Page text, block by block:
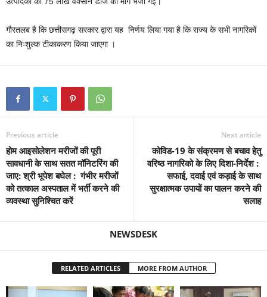
गौरतलब है कि छत्तीसगढ़ सरकार द्वारा यह निर्णय लिया गया है कि राज्य के सभी नागरिकों
का निःशुल्क टीकाकरण किया जाएगा ।
Previous article
होम आइसोलेशन मरीजों की पूरी
सावधानी के साथ सतत मॉनिटरिंग की
जाए: श्री भूपेश बघेल : गंभीर मरीजों
को तत्काल अस्पताल में भर्ती करने की
व्यवस्था सुनिश्चित करें
Next article
कोविड-19 के संक्रमण से बचाव हेतु
वरिष्ठ नागरिको के लिए दिशा-निर्देश :
सफाई, दवाई एवं कड़ाई के साथ
सुरक्षात्मक उपायों का पालन करने की
सलाह
NEWSDESK
RELATED ARTICLES MORE FROM AUTHOR